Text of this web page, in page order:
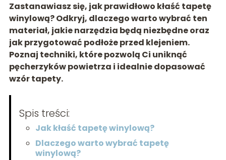
Zastanawiasz się, jak prawidłowo kłaść tapetę
winylową? Odkryj, dlaczego warto wybrać ten
materiał, jakie narzędzia będą niezbędne oraz
jak przygotować podłoże przed klejeniem.
Poznaj techniki, które pozwolą Ci uniknąć
pęcherzyków powietrza i idealnie dopasować
wzór tapety.
Spis treści:
Jak kłaść tapetę winylową?
Dlaczego warto wybrać tapetę
winylową?